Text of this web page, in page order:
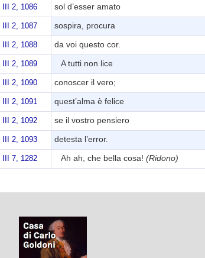
III 2, 1086 sol d’esser amato
III 2, 1087 sospira, procura
III 2, 1088 da voi questo cor.
III 2, 1089 A tutti non lice
III 2, 1090 conoscer il vero;
III 2, 1091 quest’alma è felice
III 2, 1092 se il vostro pensiero
III 2, 1093 detesta l’error.
III 7, 1282 Ah ah, che bella cosa!(Ridono)